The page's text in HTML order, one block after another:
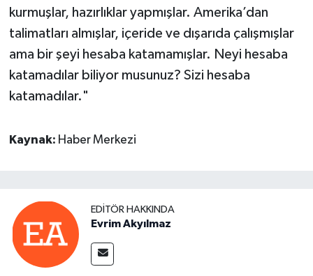
kurmuşlar, hazırlıklar yapmışlar. Amerika’dan
talimatları almışlar, içeride ve dışarıda çalışmışlar
ama bir şeyi hesaba katamamışlar. Neyi hesaba
katamadılar biliyor musunuz? Sizi hesaba
katamadılar."
Kaynak: Haber Merkezi
EDITÖR HAKKINDA
Evrim Akyılmaz